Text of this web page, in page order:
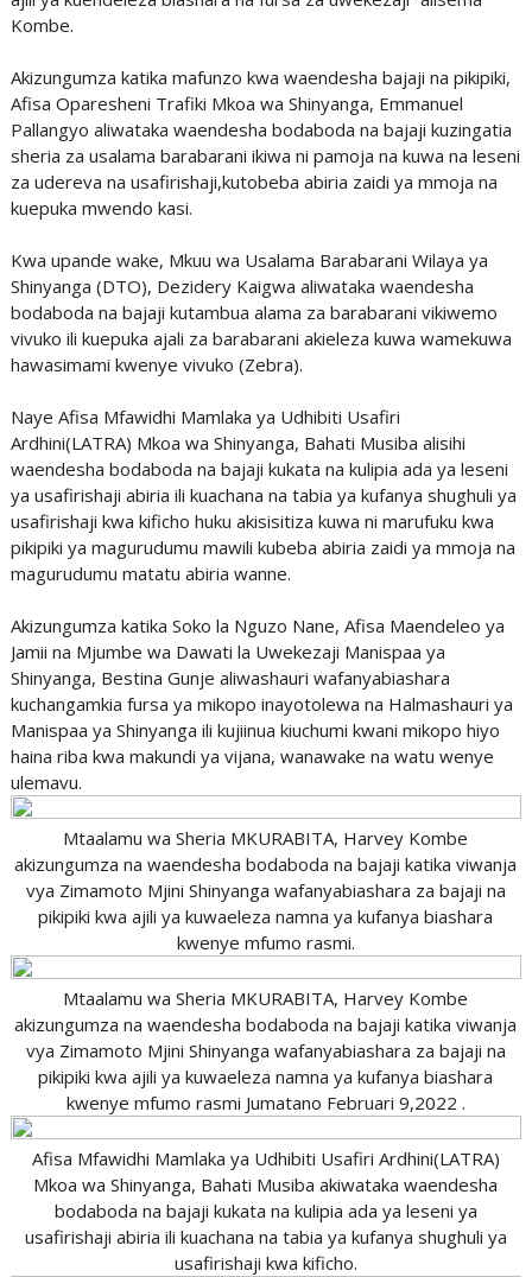
Kombe.
Akizungumza katika mafunzo kwa waendesha bajaji na pikipiki,
Afisa Oparesheni Trafiki Mkoa wa Shinyanga, Emmanuel
Pallangyo aliwataka waendesha bodaboda na bajaji kuzingatia
sheria za usalama barabarani ikiwa ni pamoja na kuwa na leseni
za udereva na usafirishaji,kutobeba abiria zaidi ya mmoja na
kuepuka mwendo kasi.
Kwa upande wake, Mkuu wa Usalama Barabarani Wilaya ya
Shinyanga (DTO), Dezidery Kaigwa aliwataka waendesha
bodaboda na bajaji kutambua alama za barabarani vikiwemo
vivuko ili kuepuka ajali za barabarani akieleza kuwa wamekuwa
hawasimami kwenye vivuko (Zebra).
Naye Afisa Mfawidhi Mamlaka ya Udhibiti Usafiri
Ardhini(LATRA) Mkoa wa Shinyanga, Bahati Musiba alisihi
waendesha bodaboda na bajaji kukata na kulipia ada ya leseni
ya usafirishaji abiria ili kuachana na tabia ya kufanya shughuli ya
usafirishaji kwa kificho huku akisisitiza kuwa ni marufuku kwa
pikipiki ya magurudumu mawili kubeba abiria zaidi ya mmoja na
magurudumu matatu abiria wanne.
Akizungumza katika Soko la Nguzo Nane, Afisa Maendeleo ya
Jamii na Mjumbe wa Dawati la Uwekezaji Manispaa ya
Shinyanga, Bestina Gunje aliwashauri wafanyabiashara
kuchangamkia fursa ya mikopo inayotolewa na Halmashauri ya
Manispaa ya Shinyanga ili kujiinua kiuchumi kwani mikopo hiyo
haina riba kwa makundi ya vijana, wanawake na watu wenye
ulemavu.
Mtaalamu wa Sheria MKURABITA, Harvey Kombe
akizungumza na waendesha bodaboda na bajaji katika viwanja
vya Zimamoto Mjini Shinyanga wafanyabiashara za bajaji na
pikipiki kwa ajili ya kuwaeleza namna ya kufanya biashara
kwenye mfumo rasmi.
Mtaalamu wa Sheria MKURABITA, Harvey Kombe
akizungumza na waendesha bodaboda na bajaji katika viwanja
vya Zimamoto Mjini Shinyanga wafanyabiashara za bajaji na
pikipiki kwa ajili ya kuwaeleza namna ya kufanya biashara
kwenye mfumo rasmi Jumatano Februari 9,2022 .
Afisa Mfawidhi Mamlaka ya Udhibiti Usafiri Ardhini(LATRA)
Mkoa wa Shinyanga, Bahati Musiba akiwataka waendesha
bodaboda na bajaji kukata na kulipia ada ya leseni ya
usafirishaji abiria ili kuachana na tabia ya kufanya shughuli ya
usafirishaji kwa kificho.